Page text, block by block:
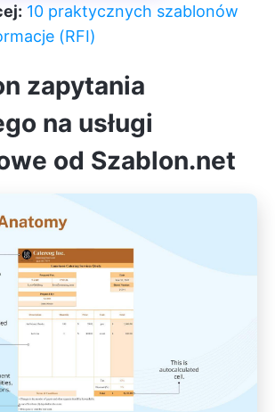
10 praktycznych szablonów
(RFI)
zapytania
na usługi
od Szablon.net